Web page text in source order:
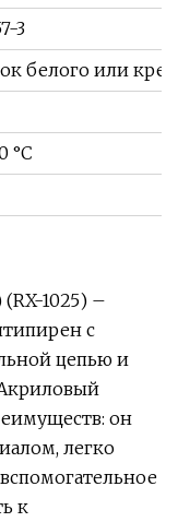
3
белого или
°С
1025) –
с
цепью и
он
легко
к